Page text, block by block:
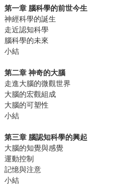
第一章 腦科學的前世今生
神經科學的誕生
走近認知科學
腦科學的未來
小結
第二章 神奇的大腦
走進大腦的微觀世界
大腦的宏觀組成
大腦的可塑性
小結
第三章 腦認知科學的興起
大腦的知覺與感覺
運動控制
記憶與注意
小結